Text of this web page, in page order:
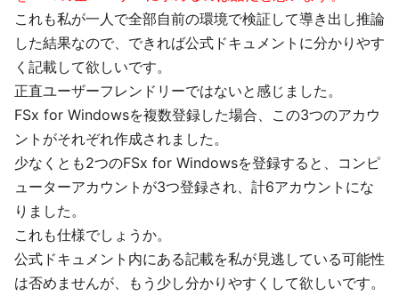
これも私が一人で全部自前の環境で検証して導き出し推論
した結果なので、できれば公式ドキュメントに分かりやす
く記載して欲しいです。
正直ユーザーフレンドリーではないと感じました。
FSx for Windowsを複数登録した場合、この3つのアカウ
ントがそれぞれ作成されました。
少なくとも2つのFSx for Windowsを登録すると、コンピ
ューターアカウントが3つ登録され、計6アカウントにな
りました。
これも仕様でしょうか。
公式ドキュメント内にある記載を私が見逃している可能性
は否めませんが、もう少し分かりやすくして欲しいです。